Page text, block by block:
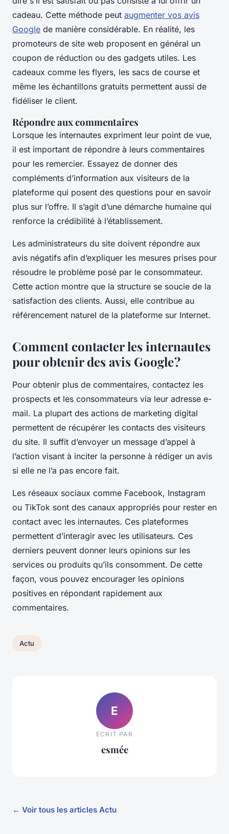
cadeau. Cette méthode peut augmenter vos avis
Google de manière considérable. En réalité, les
promoteurs de site web proposent en général un
coupon de réduction ou des gadgets utiles. Les
cadeaux comme les flyers, les sacs de course et
même les échantillons gratuits permettent aussi de
fidéliser le client.
Répondre aux commentaires
Lorsque les internautes expriment leur point de vue,
il est important de répondre à leurs commentaires
pour les remercier. Essayez de donner des
compléments d’information aux visiteurs de la
plateforme qui posent des questions pour en savoir
plus sur l’offre. Il s’agit d’une démarche humaine qui
renforce la crédibilité à l’établissement.
Les administrateurs du site doivent répondre aux
avis négatifs afin d’expliquer les mesures prises pour
résoudre le problème posé par le consommateur.
Cette action montre que la structure se soucie de la
satisfaction des clients. Aussi, elle contribue au
référencement naturel de la plateforme sur Internet.
Comment contacter les internautes
pour obtenir des avis Google ?
Pour obtenir plus de commentaires, contactez les
prospects et les consommateurs via leur adresse e-
mail. La plupart des actions de marketing digital
permettent de récupérer les contacts des visiteurs
du site. Il suffit d’envoyer un message d’appel à
l’action visant à inciter la personne à rédiger un avis
si elle ne l’a pas encore fait.
Les réseaux sociaux comme Facebook, Instagram
ou TikTok sont des canaux appropriés pour rester en
contact avec les internautes. Ces plateformes
permettent d’interagir avec les utilisateurs. Ces
derniers peuvent donner leurs opinions sur les
services ou produits qu’ils consomment. De cette
façon, vous pouvez encourager les opinions
positives en répondant rapidement aux
commentaires.
Actu
E
ECRIT PAR
esmée
← Voir tous les articles Actu